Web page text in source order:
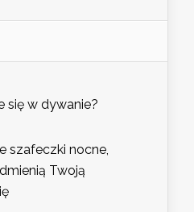
się w dywanie?
szafeczki nocne,
Twoją